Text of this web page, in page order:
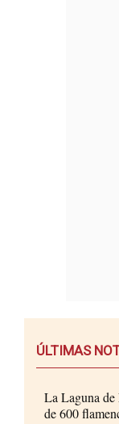
ÚLTIMAS
La Laguna de
de 600